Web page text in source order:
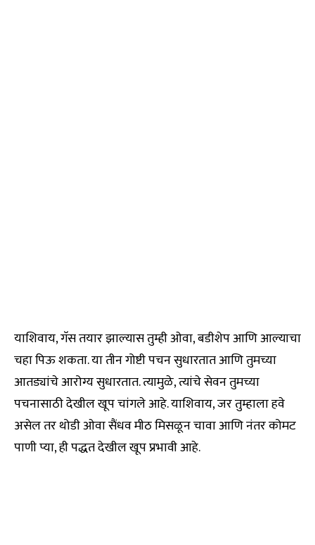
याशिवाय, गॅस तयार झाल्यास तुम्ही ओवा, बडीशेप आणि आल्याचा
चहा पिऊ शकता. या तीन गोष्टी पचन सुधारतात आणि तुमच्या
आतड्यांचे आरोग्य सुधारतात. त्यामुळे, त्यांचे सेवन तुमच्या
पचनासाठी देखील खूप चांगले आहे. याशिवाय, जर तुम्हाला हवे
असेल तर थोडी ओवा सैंधव मीठ मिसळून चावा आणि नंतर कोमट
पाणी प्या, ही पद्धत देखील खूप प्रभावी आहे.